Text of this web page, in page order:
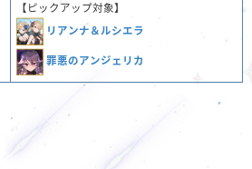
【ピックアップ対象】
リアンナ＆ルシエラ
罪悪のアンジェリカ